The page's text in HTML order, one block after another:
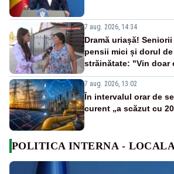
7 aug. 2026, 14:34
Dramă uriașă!
pensii mici și dorul
străinătate: "Vin doar
7 aug. 2026, 13:02
În intervalul orar de
curent „a scăzut cu
POLITICA INTERNA -